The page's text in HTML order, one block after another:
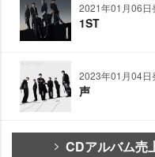
2021年01月06日
1ST
2023年01月04日
声
CDアルバム売